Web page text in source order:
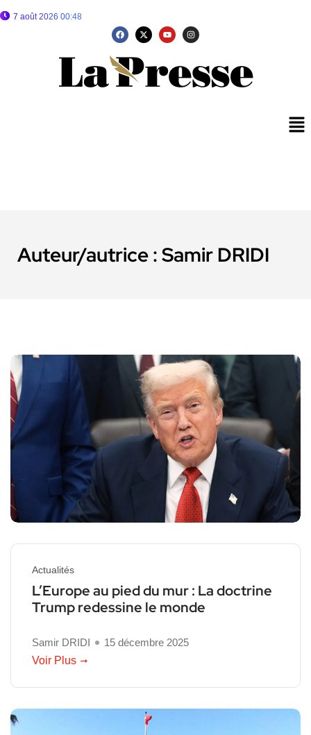
7 août 2026 00:48
Auteur/autrice :Samir DRIDI
Actualités
L’Europe au pied du mur : La doctrine
Trump redessine le monde
Samir DRIDI
15 décembre 2025
Voir Plus